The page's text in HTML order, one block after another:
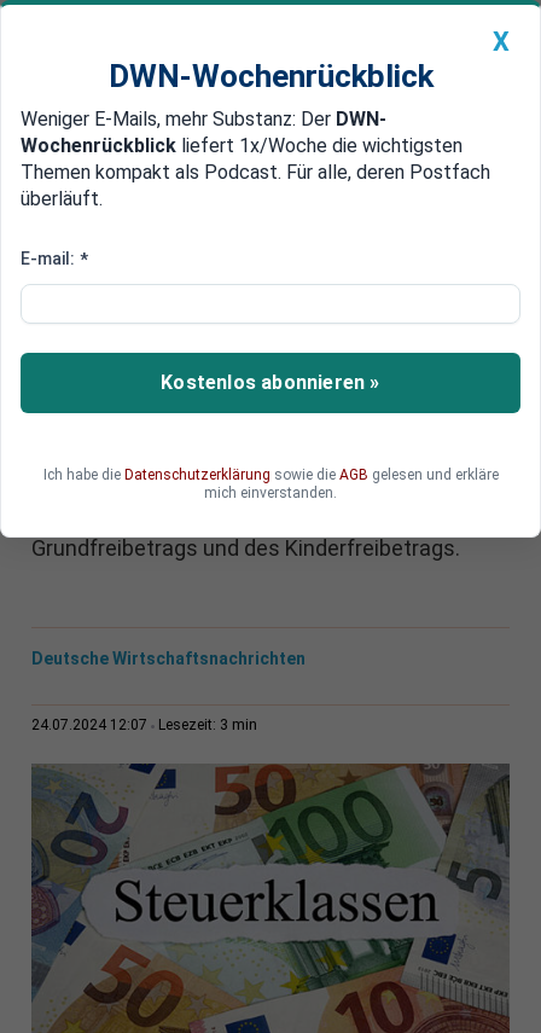
Newsticker MEIN DWN: Geldanlage Premium
Edelmetalle DWN-Magazin China
Neue Steuerklassen und
Das Bundeskabinett will mehrere Entlastungen
bei der Einkommensteuer auf den Weg bringen
und berät das zweite Jahressteuergesetzes von
Ehepaare und Lebenspartner ist es besonders
interessant. In dem Gesetz enthalten ist auch
Grundfreibetrags und des Kinderfreibetrags.
Deutsche Wirtschaftsnachrichten
24.07.2024 12:07 Lesezeit: 3 min
X
DWN-Wochenrückblick
Weniger E-Mails, mehr Substanz: Der DWN-
Wochenrückblick liefert 1x/Woche die wichtigsten
Themen kompakt als Podcast. Für alle, deren Postfach
überläuft.
E-mail: *
Kostenlos abonnieren »
Ich habe die Datenschutzerklärung sowie die AGB gelesen und erkläre
mich einverstanden.